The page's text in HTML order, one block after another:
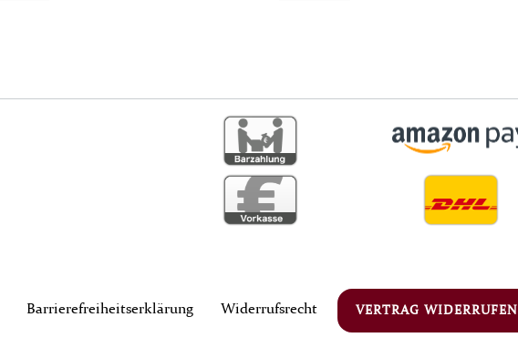
Barrierefreiheitserklärung Widerrufs­recht VERTRAG WIDERRUFEN